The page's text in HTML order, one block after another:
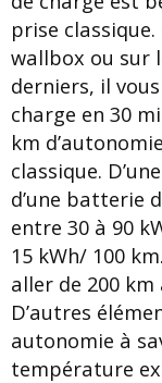
prise classique.
wallbox ou sur
derniers, il
charge en 30
km
classique.
d’une batterie
entre 30 à 90
15 kWh/ 100
aller de 200
D’autres
autonomie à
température